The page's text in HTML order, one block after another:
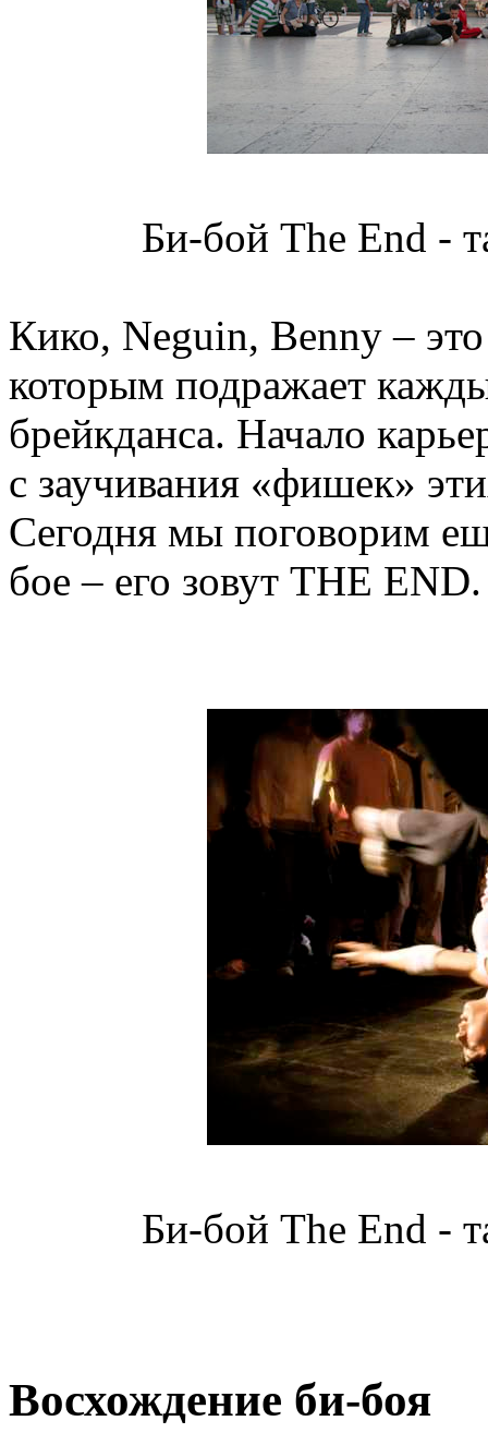
Би-бой The End -
Кико, Neguin, Benny –
которым подражает
брейкданса. Начало
с заучивания «фишек»
Сегодня мы поговорим
бое – его зовут THE END.
Би-бой The End -
Восхождение би-боя